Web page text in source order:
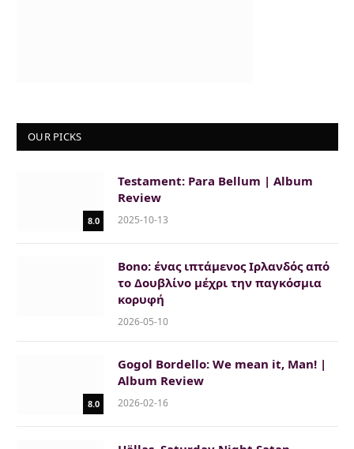
OUR PICKS
8.0
Testament: Para Bellum | Album
Review
2025-10-13
Bono: ένας ιπτάμενος Ιρλανδός από
το Δουβλίνο μέχρι την παγκόσμια
κορυφή
2026-05-10
8.0
Gogol Bordello: We mean it, Man! |
Album Review
2026-02-16